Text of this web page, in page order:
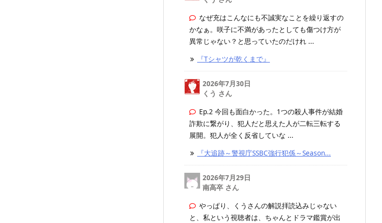
なぜ充はこんなにも不誠実なことを繰り返すの
かなぁ。咲子に不満があったとしても傷つけ方が
異常じゃない？と思っていたのだけれ ...
『Tシャツが乾くまで』
2026年7月30日
くう さん
Ep.2 今回も面白かった。1つの殺人事件が結婚
詐欺に繋がり、犯人だと思えた人が二転三転する
展開。犯人が全く反省していな ...
『大追跡～警視庁SSBC強行犯係～Season...
2026年7月29日
南高卒 さん
やっぱり、くうさんの解説拝読込みじゃない
と、私という視聴者は、ちゃんとドラマ鑑賞が出